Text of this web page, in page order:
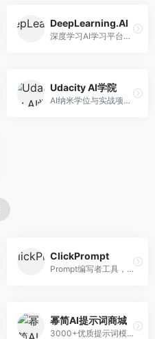
DeepLearning.AI
深度学习AI学习平台，由吴恩达创立。面向AI学习者，提供深度学习专项课程、AI新闻、技术社区等资源，课程质量权威。
Udacity AI学院
AI纳米学位与实战项目平台，专注于职业导向学习。面向AI从业者，提供机器学习、深度学习、计算机视觉等纳米学位，项目实战性强。
ClickPrompt
Prompt编写者工具，专注于提示词创作辅助。面向提示词创作者，提供提示词编辑、测试、分享等服务，创作工具完善。
幂简AI提示词商城
3000+优质提示词模板平台，专注于中文提示词。面向中文AI用户，提供提示词模板、分类检索、一键使用等服务，中文提示词丰富。